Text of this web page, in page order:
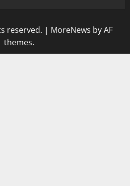
reserved. | MoreNews by AF
themes.